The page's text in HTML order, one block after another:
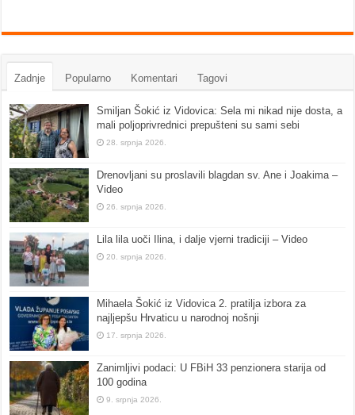
Zadnje Popularno Komentari Tagovi
Smiljan Šokić iz Vidovica: Sela mi nikad nije dosta, a
mali poljoprivrednici prepušteni su sami sebi
28. srpnja 2026.
Drenovljani su proslavili blagdan sv. Ane i Joakima –
Video
26. srpnja 2026.
Lila lila uoči Ilina, i dalje vjerni tradiciji – Video
20. srpnja 2026.
Mihaela Šokić iz Vidovica 2. pratilja izbora za
najljepšu Hrvaticu u narodnoj nošnji
17. srpnja 2026.
Zanimljivi podaci: U FBiH 33 penzionera starija od
100 godina
9. srpnja 2026.